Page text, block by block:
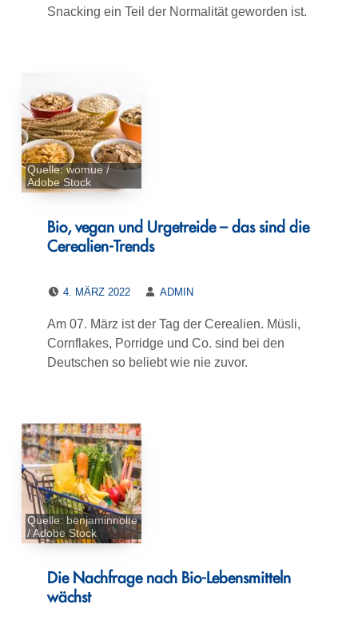
Snacking ein Teil der Normalität geworden ist.
Quelle: womue /
Adobe Stock
Bio, vegan und Urgetreide – das sind die
Cerealien-Trends
POSTED ON:
4. MÄRZ 2022
ADMIN
Am 07. März ist der Tag der Cerealien. Müsli,
Cornflakes, Porridge und Co. sind bei den
Deutschen so beliebt wie nie zuvor.
Quelle: benjaminnolte
/ Adobe Stock
Die Nachfrage nach Bio-Lebensmitteln
wächst